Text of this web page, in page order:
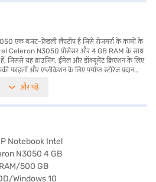
एक बजट-फ्रेंडली लैपटॉप है जिसे रोजमर्रा के कामों के
Celeron N3050 प्रोसेसर और 4 GB RAM के साथ
जिससे यह ब्राउज़िंग, ईमेल और डॉक्यूमेंट क्रिएशन के लिए
फाइलों और एप्लीकेशन के लिए पर्याप्त स्टोरेज प्रदान
आता है, जो एक परिचित और यूज़र-फ्रेंडली इंटरफेस
छात्रों या किसी भी व्यक्ति के लिए आदर्श, HP
कीमत पर आवश्यक विशेषताएं प्रदान करता है. यह
है जिन्हें स्टैंडर्ड कंप्यूटिंग आवश्यकताओं के लिए
करने के लिए बजाज फाइनेंस पर विकल्पों के बारे में जानें
का लाभ उठाएं.
और पढ़ें